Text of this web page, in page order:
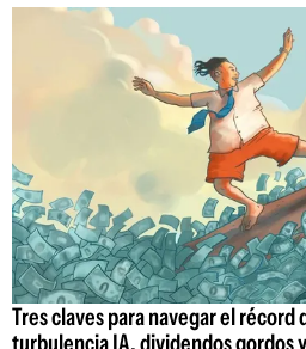
Tres claves para navegar el
turbulencia IA, dividendos gordos